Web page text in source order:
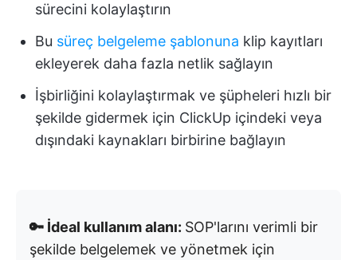
sürecini kolaylaştırın
Bu süreç belgeleme şablonuna klip kayıtları
ekleyerek daha fazla netlik sağlayın
İşbirliğini kolaylaştırmak ve şüpheleri hızlı bir
şekilde gidermek için ClickUp içindeki veya
dışındaki kaynakları birbirine bağlayın
🔑 İdeal kullanım alanı: SOP'larını verimli bir
şekilde belgelemek ve yönetmek için